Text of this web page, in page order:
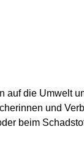
auf die Umwelt
und
beim